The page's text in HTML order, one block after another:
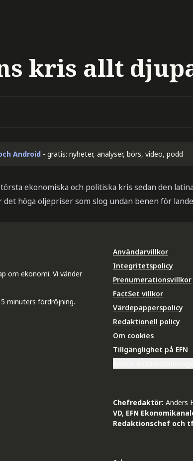
kris allt
Android - gratis: nyheter, analyser, börs, video, podd
ekonomiska och politiska kris sedan den
det höga oljepriser som slog undan benen för
om ekonomi. Vi vänder
minuters fördröjning.
Användarvillkor
Integritetspolicy
Prenumerationsvillkor
FactSet villkor
Värdepapperspolicy
Redaktionell policy
Om cookies
Tillgänglighet på EFN
Chefredaktör: Anders
VD, EFN
Redaktionschef och